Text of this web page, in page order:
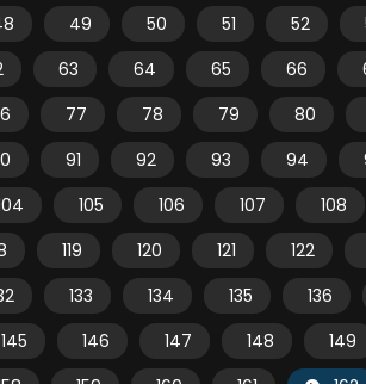
49 50 51 52
63 64 65 66
77 78 79 80
91 92 93 94
105 106 107 108
119 120 121 122
133 134 135 136
145
146 147 148 149